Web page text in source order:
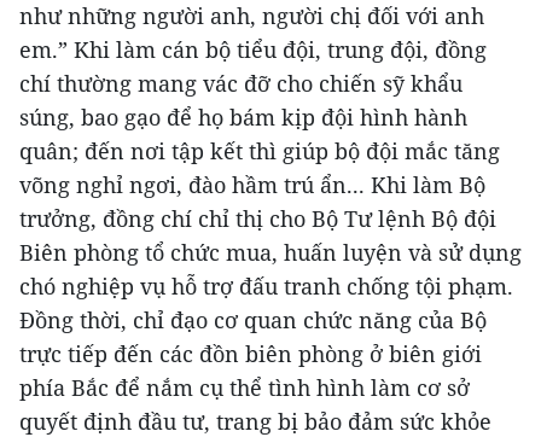
như những người anh, người chị đối với anh
em.” Khi làm cán bộ tiểu đội, trung đội, đồng
chí thường mang vác đỡ cho chiến sỹ khẩu
súng, bao gạo để họ bám kịp đội hình hành
quân; đến nơi tập kết thì giúp bộ đội mắc tăng
võng nghỉ ngơi, đào hầm trú ẩn... Khi làm Bộ
trưởng, đồng chí chỉ thị cho Bộ Tư lệnh Bộ đội
Biên phòng tổ chức mua, huấn luyện và sử dụng
chó nghiệp vụ hỗ trợ đấu tranh chống tội phạm.
Đồng thời, chỉ đạo cơ quan chức năng của Bộ
trực tiếp đến các đồn biên phòng ở biên giới
phía Bắc để nắm cụ thể tình hình làm cơ sở
quyết định đầu tư, trang bị bảo đảm sức khỏe